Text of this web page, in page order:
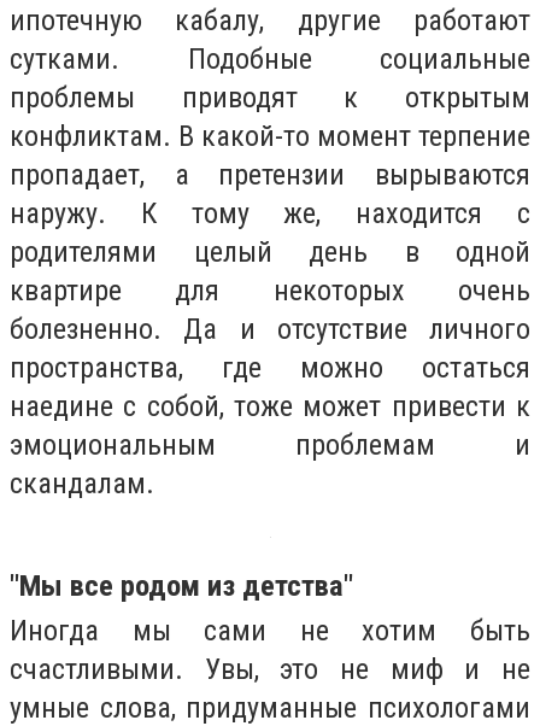
ипотечную кабалу, другие работают
сутками. Подобные социальные
проблемы приводят к открытым
конфликтам. В какой-то момент терпение
пропадает, а претензии вырываются
наружу. К тому же, находится с
родителями целый день в одной
квартире для некоторых очень
болезненно. Да и отсутствие личного
пространства, где можно остаться
наедине с собой, тоже может привести к
эмоциональным проблемам и
скандалам.
"Мы все родом из детства"
Иногда мы сами не хотим быть
счастливыми. Увы, это не миф и не
умные слова, придуманные психологами